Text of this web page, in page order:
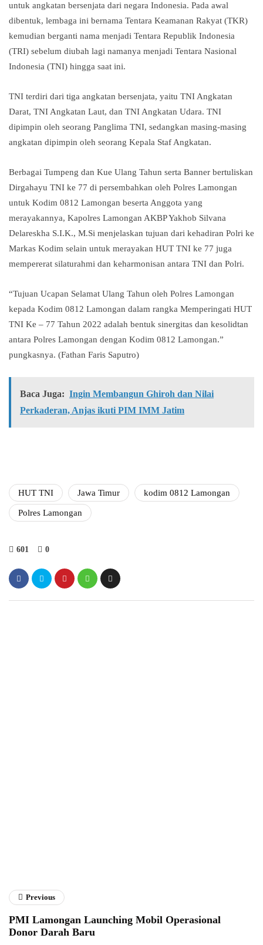
untuk angkatan bersenjata dari negara Indonesia. Pada awal
dibentuk, lembaga ini bernama Tentara Keamanan Rakyat (TKR)
kemudian berganti nama menjadi Tentara Republik Indonesia
(TRI) sebelum diubah lagi namanya menjadi Tentara Nasional
Indonesia (TNI) hingga saat ini.
TNI terdiri dari tiga angkatan bersenjata, yaitu TNI Angkatan
Darat, TNI Angkatan Laut, dan TNI Angkatan Udara. TNI
dipimpin oleh seorang Panglima TNI, sedangkan masing-masing
angkatan dipimpin oleh seorang Kepala Staf Angkatan.
Berbagai Tumpeng dan Kue Ulang Tahun serta Banner bertuliskan
Dirgahayu TNI ke 77 di persembahkan oleh Polres Lamongan
untuk Kodim 0812 Lamongan beserta Anggota yang
merayakannya, Kapolres Lamongan AKBP Yakhob Silvana
Delareskha S.I.K., M.Si menjelaskan tujuan dari kehadiran Polri ke
Markas Kodim selain untuk merayakan HUT TNI ke 77 juga
mempererat silaturahmi dan keharmonisan antara TNI dan Polri.
“Tujuan Ucapan Selamat Ulang Tahun oleh Polres Lamongan
kepada Kodim 0812 Lamongan dalam rangka Memperingati HUT
TNI Ke – 77 Tahun 2022 adalah bentuk sinergitas dan kesolidtan
antara Polres Lamongan dengan Kodim 0812 Lamongan.”
pungkasnya. (Fathan Faris Saputro)
Baca Juga: Ingin Membangun Ghiroh dan Nilai
Perkaderan, Anjas ikuti PIM IMM Jatim
HUT TNI Jawa Timur kodim 0812 Lamongan
Polres Lamongan
601 0
Previous
PMI Lamongan Launching Mobil Operasional
Donor Darah Baru